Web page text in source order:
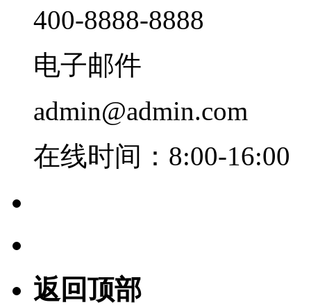
400-8888-8888
电子邮件
admin@admin.com
在线时间：8:00-16:00
返回顶部